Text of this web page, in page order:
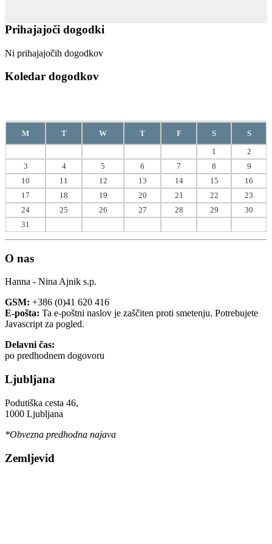
Prihajajoči dogodki
Ni prihajajočih dogodkov
Koledar dogodkov
M T W T F S
S
1
2
3
4 5 6 7 8
9
10
11 12 13 14 15
16
17
18 19 20 21 22
23
24
25 26 27 28 29
30
31
O nas
Hanna - Nina Ajnik s.p.
GSM: +386 (0)41 620 416
E-pošta: Ta e-poštni naslov je zaščiten proti smetenju. Potrebujete
Javascript za pogled.
Delavni čas:
po predhodnem dogovoru
Ljubljana
Podutiška cesta 46,
1000 Ljubljana
*Obvezna predhodna najava
Zemljevid